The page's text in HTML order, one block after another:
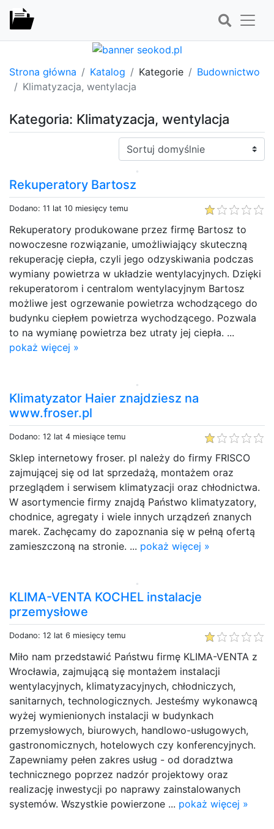
Strona główna Katalog Kategorie
Budownictwo
Klimatyzacja, wentylacja
Kategoria: Klimatyzacja, wentylacja
Sortuj:
Rekuperatory Bartosz
Dodano: 11 lat 10 miesięcy temu
Rekuperatory produkowane przez firmę Bartosz to
nowoczesne rozwiązanie, umożliwiający skuteczną
rekuperację ciepła, czyli jego odzyskiwania podczas
wymiany powietrza w układzie wentylacyjnych. Dzięki
rekuperatorom i centralom wentylacyjnym Bartosz
możliwe jest ogrzewanie powietrza wchodzącego do
budynku ciepłem powietrza wychodzącego. Pozwala
to na wymianę powietrza bez utraty jej ciepła. ...
pokaż więcej »
Klimatyzator Haier znajdziesz na
www.froser.pl
Dodano: 12 lat 4 miesiące temu
Sklep internetowy froser. pl należy do firmy FRISCO
zajmującej się od lat sprzedażą, montażem oraz
przeglądem i serwisem klimatyzacji oraz chłodnictwa.
W asortymencie firmy znajdą Państwo klimatyzatory,
chodnice, agregaty i wiele innych urządzeń znanych
marek. Zachęcamy do zapoznania się w pełną ofertą
zamieszczoną na stronie. ... pokaż więcej »
KLIMA-VENTA KOCHEL instalacje
przemysłowe
Dodano: 12 lat 6 miesięcy temu
Miło nam przedstawić Państwu firmę KLIMA-VENTA z
Wrocławia, zajmującą się montażem instalacji
wentylacyjnych, klimatyzacyjnych, chłodniczych,
sanitarnych, technologicznych. Jesteśmy wykonawcą
wyżej wymienionych instalacji w budynkach
przemysłowych, biurowych, handlowo-usługowych,
gastronomicznych, hotelowych czy konferencyjnych.
Zapewniamy pełen zakres usług - od doradztwa
technicznego poprzez nadzór projektowy oraz
realizację inwestycji po naprawy zainstalowanych
systemów. Wszystkie powierzone ... pokaż więcej »